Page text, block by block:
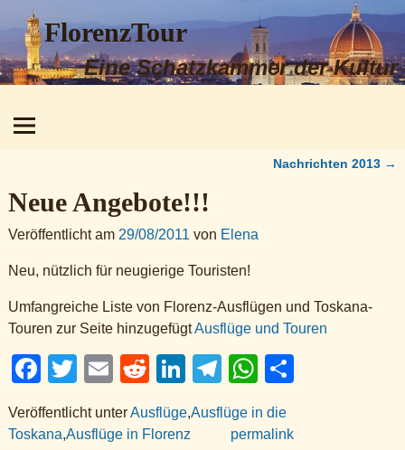
FlorenzTour
Eine Schatzkammer der Kultur
Nachrichten 2013 →
Neue Angebote!!!
Veröffentlicht am 29/08/2011 von Elena
Neu, nützlich für neugierige Touristen!
Umfangreiche Liste von Florenz-Ausflügen und Toskana-
Touren zur Seite hinzugefügtAusflüge und Touren
F
c
T
tt
E
ail
R
d
Li
k
T
e
W
at
S
ar
Veröffentlicht unterAusflüge,Ausflüge in die
Toskana,Ausflüge in Florenz permalink